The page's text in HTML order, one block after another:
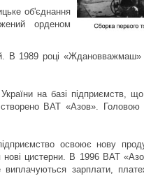
об'єднання
орденом
В 1989 році
на базі підприємств,
створено ВАТ «Азов».
освоює нову
нові цистерни. В 1996 ВАТ
зарплати,